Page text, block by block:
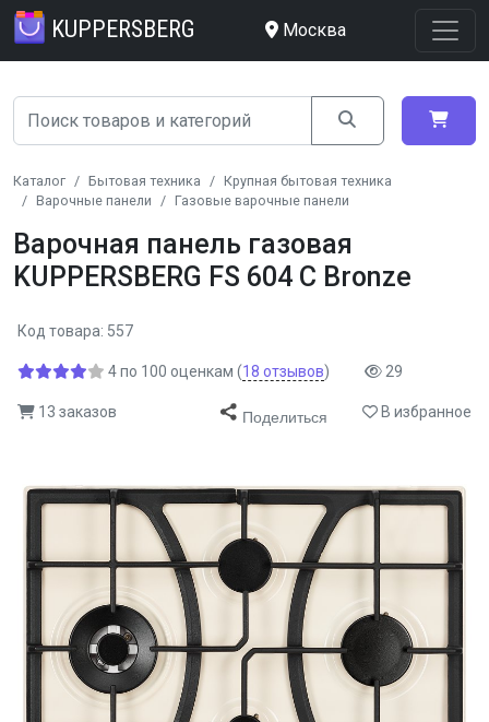
KUPPERSBERG Москва
Каталог Бытовая техника
Крупная бытовая техника
Варочные панели
Газовые варочные панели
Варочная панель газовая
KUPPERSBERG FS 604 C Bronze
Код товара: 557
4по 100 оценкам (18 отзывов) 29
13 заказов Поделиться В избранное